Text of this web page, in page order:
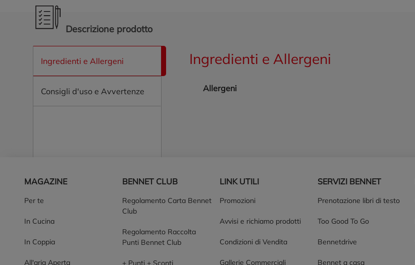
Descrizione prodotto
Ingredienti e Allergeni
Consigli d'uso e Avvertenze
Ingredienti e Allergeni
Allergeni
MAGAZINE
Per te
In Cucina
In Coppia
All'aria Aperta
BENNET CLUB
Regolamento Carta Bennet
Club
Regolamento Raccolta
Punti Bennet Club
+ Punti + Sconti
LINK UTILI
Promozioni
Avvisi e richiamo prodotti
Condizioni di Vendita
Gallerie Commerciali
SERVIZI BENNET
Prenotazione libri di testo
Too Good To Go
Bennetdrive
Bennet a casa